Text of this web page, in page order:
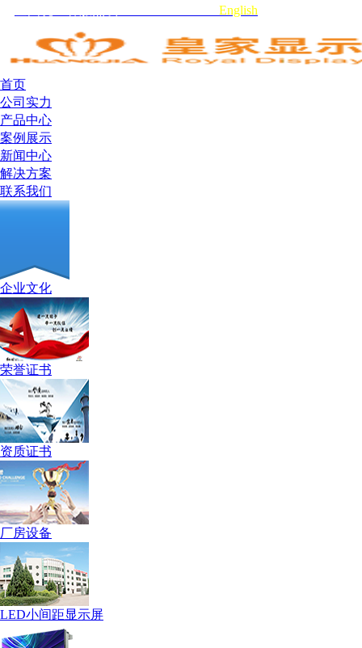
English
首页
公司实力
产品中心
案例展示
新闻中心
解决方案
联系我们
企业文化
荣誉证书
资质证书
厂房设备
LED小间距显示屏